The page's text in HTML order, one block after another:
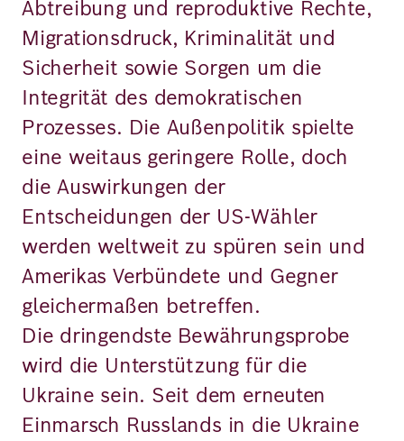
Abtreibung und reproduktive Rechte,
Migrationsdruck, Kriminalität und
Sicherheit sowie Sorgen um die
Integrität des demokratischen
Prozesses. Die Außenpolitik spielte
eine weitaus geringere Rolle, doch
die Auswirkungen der
Entscheidungen der US-Wähler
werden weltweit zu spüren sein und
Amerikas Verbündete und Gegner
gleichermaßen betreffen.
Die dringendste Bewährungsprobe
wird die Unterstützung für die
Ukraine sein. Seit dem erneuten
Einmarsch Russlands in die Ukraine